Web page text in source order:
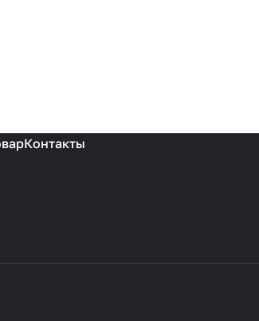
Контакты